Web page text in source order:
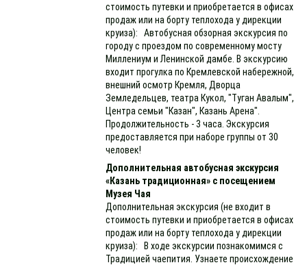
стоимость путевки и приобретается в офисах
продаж или на борту теплохода у дирекции
круиза): Автобусная обзорная экскурсия по
городу с проездом по современному мосту
Миллениум и Ленинской дамбе. В экскурсию
входит прогулка по Кремлевской набережной,
внешний осмотр Кремля, Дворца
Земледельцев, театра Кукол, "Туган Авалым",
Центра семьи "Казан", Казань Арена".
Продолжительность - 3 часа. Экскурсия
предоставляется при наборе группы от 30
человек!
Дополнительная автобусная экскурсия
«Казань традиционная» с посещением
Музея Чая
Дополнительная экскурсия (не входит в
стоимость путевки и приобретается в офисах
продаж или на борту теплохода у дирекции
круиза): В ходе экскурсии познакомимся с
Традицией чаепития. Узнаете происхождение